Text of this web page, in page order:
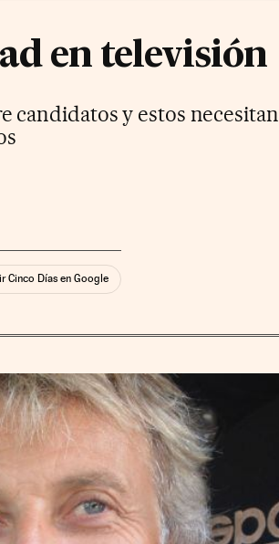
en televisión
candidatos y estos necesitan
Cinco Días en Google